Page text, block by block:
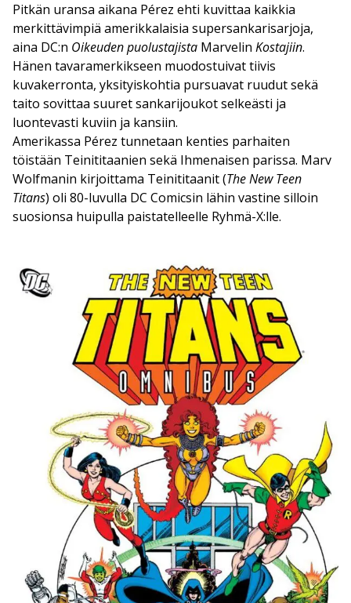
Pitkän uransa aikana Pérez ehti kuvittaa kaikkia
merkittävimpiä amerikkalaisia supersankarisarjoja,
aina DC:n Oikeuden puolustajista Marvelin Kostajiin.
Hänen tavaramerkikseen muodostuivat tiivis
kuvakerronta, yksityiskohtia pursuavat ruudut sekä
taito sovittaa suuret sankarijoukot selkeästi ja
luontevasti kuviin ja kansiin.
Amerikassa Pérez tunnetaan kenties parhaiten
töistään Teinititaanien sekä Ihmenaisen parissa. Marv
Wolfmanin kirjoittama Teinititaanit (The New Teen
Titans) oli 80-luvulla DC Comicsin lähin vastine silloin
suosionsa huipulla paistatelleelle Ryhmä-X:lle.